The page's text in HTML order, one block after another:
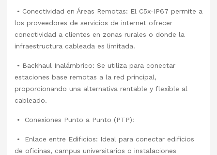
• Conectividad en Áreas Remotas: El C5x-IP67 permite a
los proveedores de servicios de internet ofrecer
conectividad a clientes en zonas rurales o donde la
infraestructura cableada es limitada.
• Backhaul Inalámbrico: Se utiliza para conectar
estaciones base remotas a la red principal,
proporcionando una alternativa rentable y flexible al
cableado.
• Conexiones Punto a Punto (PTP):
• Enlace entre Edificios: Ideal para conectar edificios
de oficinas, campus universitarios o instalaciones